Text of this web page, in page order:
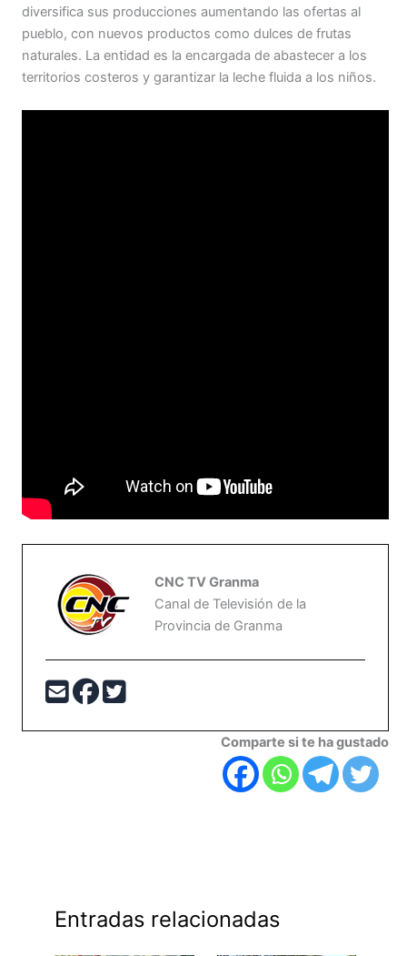
diversifica sus producciones aumentando las ofertas al
pueblo, con nuevos productos como dulces de frutas
naturales. La entidad es la encargada de abastecer a los
territorios costeros y garantizar la leche fluida a los niños.
CNC TV Granma
Canal de Televisión de la
Provincia de Granma
Comparte si te ha gustado
Entradas relacionadas